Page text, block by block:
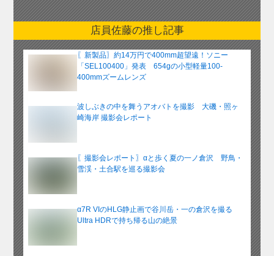
ア
ー
カ
イ
ブ
店員佐藤の推し記事
〖新製品〗約14万円で400mm超望遠！ソニー
「SEL100400」発表 654gの小型軽量100-
400mmズームレンズ
波しぶきの中を舞うアオバトを撮影 大磯・照ヶ
崎海岸 撮影会レポート
〖撮影会レポート〗αと歩く夏の一ノ倉沢 野鳥・
雪渓・土合駅を巡る撮影会
α7R VIのHLG静止画で谷川岳・一の倉沢を撮る
Ultra HDRで持ち帰る山の絶景